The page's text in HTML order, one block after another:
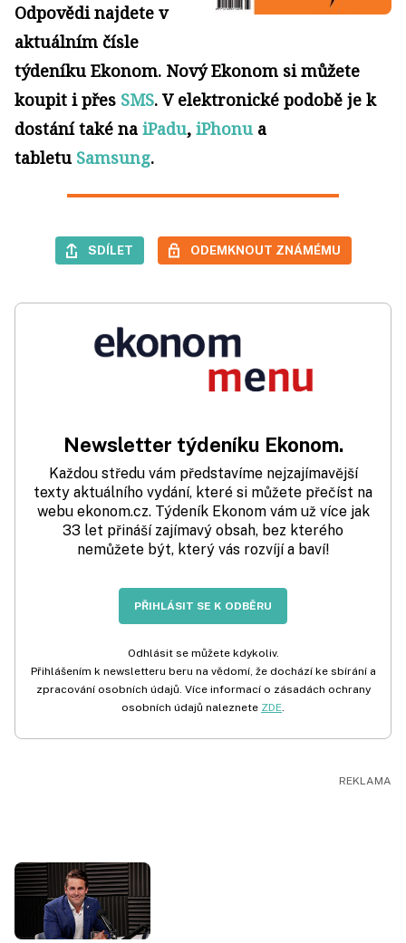
Odpovědi najdete v
aktuálním čísle
týdeníku Ekonom. Nový Ekonom si můžete
koupit i přes SMS. V elektronické podobě je k
dostání také na iPadu, iPhonu a
tabletu Samsung.
SDÍLET ODEMKNOUT ZNÁMÉMU
Newsletter týdeníku Ekonom.
Každou středu vám představíme nejzajímavější
texty aktuálního vydání, které si můžete přečíst na
webu ekonom.cz. Týdeník Ekonom vám už více jak
33 let přináší zajímavý obsah, bez kterého
nemůžete být, který vás rozvíjí a baví!
PŘIHLÁSIT SE K ODBĚRU
Odhlásit se můžete kdykoliv.
Přihlášením k newsletteru beru na vědomí, že dochází ke sbírání a
zpracování osobních údajů. Více informací o zásadách ochrany
osobních údajů naleznete ZDE.